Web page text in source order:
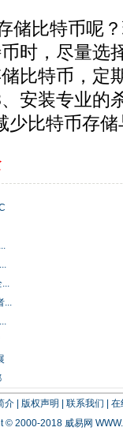
储比特币呢
时，尽量选
比特币，定
安装专业的
少比特币存
...
介| 版权声明 联系我们
在
© 2000-2018 威易网 WWW.